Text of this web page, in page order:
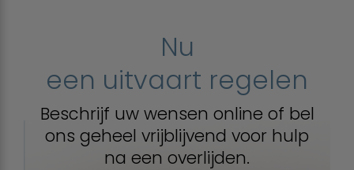
Nu
een uitvaart regelen
Beschrijf uw wensen online of bel
ons geheel vrijblijvend voor hulp
na een overlijden.